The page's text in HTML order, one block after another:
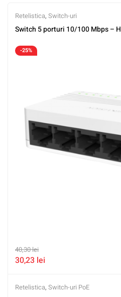
Retelistica, Switch-uri
Switch 5 porturi 10/100 Mbps –
-25%
40,30lei
30,23 lei
Retelistica, Switch-uri PoE